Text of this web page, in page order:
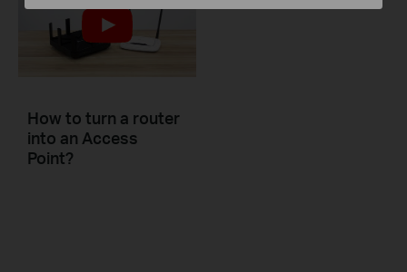
How to turn a router
into an Access
Point?